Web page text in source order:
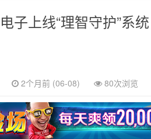
子上线“理智守护”系
2个月前 (06-08) 80次浏览